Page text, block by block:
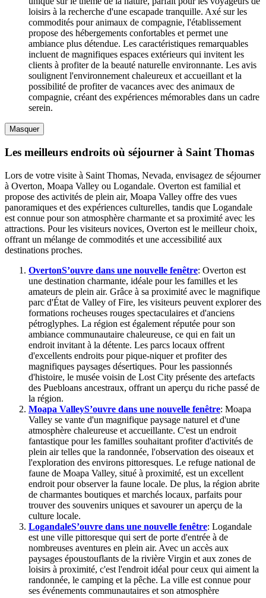
loisirs à la recherche d'une escapade tranquille. Axé sur les
commodités pour animaux de compagnie, l'établissement
propose des hébergements confortables et permet une
ambiance plus détendue. Les caractéristiques remarquables
incluent de magnifiques espaces extérieurs qui invitent les
clients à profiter de la beauté naturelle environnante. Les avis
soulignent l'environnement chaleureux et accueillant et la
possibilité de profiter de vacances avec des animaux de
compagnie, créant des expériences mémorables dans un cadre
serein.
Masquer
Les meilleurs endroits où séjourner à Saint Thomas
Lors de votre visite à Saint Thomas, Nevada, envisagez de séjourner
à Overton, Moapa Valley ou Logandale. Overton est familial et
propose des activités de plein air, Moapa Valley offre des vues
panoramiques et des expériences culturelles, tandis que Logandale
est connue pour son atmosphère charmante et sa proximité avec les
attractions. Pour les visiteurs novices, Overton est le meilleur choix,
offrant un mélange de commodités et une accessibilité aux
destinations proches.
OvertonS’ouvre dans une nouvelle fenêtre: Overton est
une destination charmante, idéale pour les familles et les
amateurs de plein air. Grâce à sa proximité avec le magnifique
parc d'État de Valley of Fire, les visiteurs peuvent explorer des
formations rocheuses rouges spectaculaires et d'anciens
pétroglyphes. La région est également réputée pour son
ambiance communautaire chaleureuse, ce qui en fait un
endroit invitant à la détente. Les parcs locaux offrent
d'excellents endroits pour pique-niquer et profiter des
magnifiques paysages désertiques. Pour les passionnés
d'histoire, le musée voisin de Lost City présente des artefacts
des Puebloans ancestraux, offrant un aperçu du riche passé de
la région.
Moapa ValleyS’ouvre dans une nouvelle fenêtre: Moapa
Valley se vante d'un magnifique paysage naturel et d'une
atmosphère chaleureuse et accueillante. C'est un endroit
fantastique pour les familles souhaitant profiter d'activités de
plein air telles que la randonnée, l'observation des oiseaux et
l'exploration des environs pittoresques. Le refuge national de
faune de Moapa Valley, situé à proximité, est un excellent
endroit pour observer la faune locale. De plus, la région abrite
de charmantes boutiques et marchés locaux, parfaits pour
trouver des souvenirs uniques et savourer un aperçu de la
culture locale.
LogandaleS’ouvre dans une nouvelle fenêtre: Logandale
est une ville pittoresque qui sert de porte d'entrée à de
nombreuses aventures en plein air. Avec un accès aux
paysages époustouflants de la rivière Virgin et aux zones de
loisirs à proximité, c'est l'endroit idéal pour ceux qui aiment la
randonnée, le camping et la pêche. La ville est connue pour
ses événements communautaires et son atmosphère